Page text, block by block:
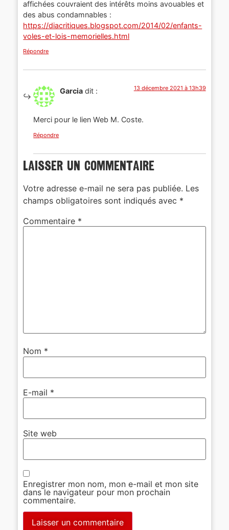
affichées couvraient des intérêts moins avouables et
des abus condamnables :
https://diacritiques.blogspot.com/2014/02/enfants-
voles-et-lois-memorielles.html
Répondre
Garcia dit : 13 décembre 2021 à 13h39
Merci pour le lien Web M. Coste.
Répondre
Laisser un commentaire
Votre adresse e-mail ne sera pas publiée. Les
champs obligatoires sont indiqués avec *
Commentaire *
Nom *
E-mail *
Site web
Enregistrer mon nom, mon e-mail et mon site
dans le navigateur pour mon prochain
commentaire.